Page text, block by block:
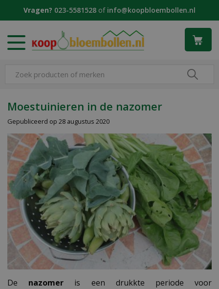
Vragen? 023-5581528 of info@koopbloembollen.nl
Moestuinieren in de nazomer
Gepubliceerd op 28 augustus 2020
De nazomer is een drukkte periode voor